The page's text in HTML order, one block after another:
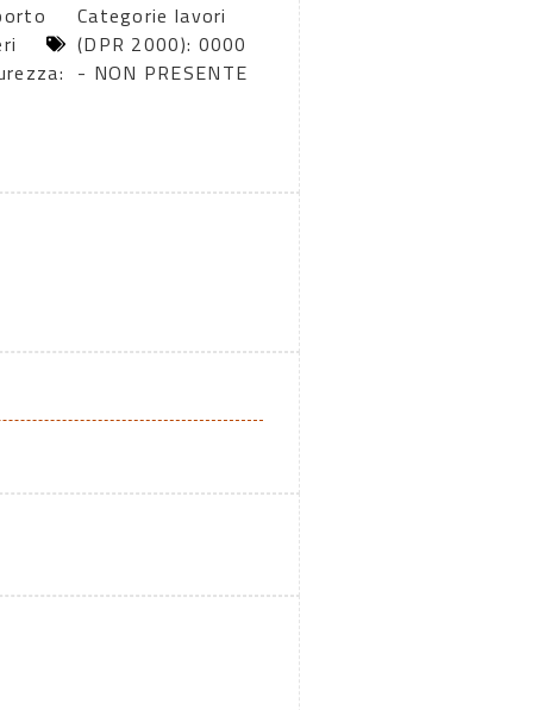
Categorie lavori
(DPR 2000): 0000
- NON PRESENTE